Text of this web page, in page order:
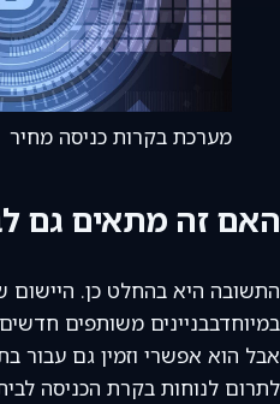
מערכת בקרות כניסה מחיר
האם זה מתאים גם
התשובה היא בהחלט כן. היישום
במיוחדבבניינים משותפים חדשים
אבל הוא אפשרי וזמין גם עבור
לתרום לנוחות בקרת הכניסה